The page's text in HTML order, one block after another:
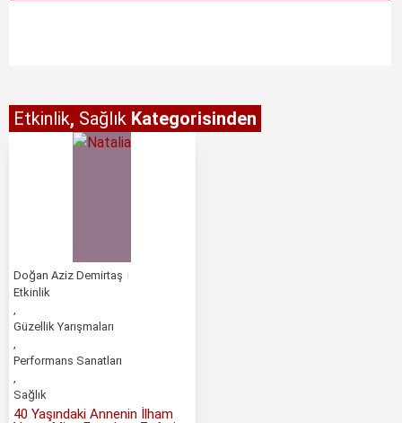
Etkinlik, Sağlık Kategorisinden
Doğan Aziz Demirtaş
Etkinlik
,
Güzellik Yarışmaları
,
Performans Sanatları
,
Sağlık
40 Yaşındaki Annenin İlham